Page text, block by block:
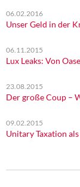
06.02.2016
Unser Geld in der
06.11.2015
Lux Leaks: Von
23.08.2015
Der große Coup –
09.02.2015
Unitary Taxation